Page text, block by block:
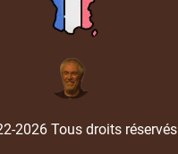
2026 Tous droits réservés